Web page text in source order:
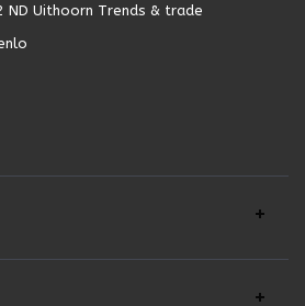
ND Uithoorn Trends & trade